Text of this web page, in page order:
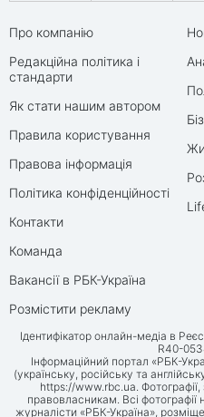
Про компанію
Редакційна політика і
стандарти
Як стати нашим автором
Правила користування
Правова інформація
Політика конфіденційності
Контакти
Команда
Вакансії в РБК-Україна
Розмістити рекламу
Ідентифікатор онлайн-медіа в
R40-
Інформаційний портал «РБК-
(українську, російську та
https://www.rbc.ua .
правовласникам. Всі фотографії
журналісти «РБК-Україна»,